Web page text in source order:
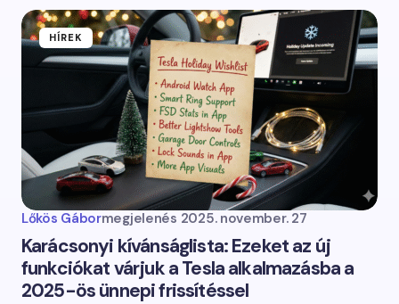
HÍREK
Lőkös Gábormegjelenés 2025. november. 27
Karácsonyi kívánságlista: Ezeket az új
funkciókat várjuk a Tesla alkalmazásba a
2025-ös ünnepi frissítéssel